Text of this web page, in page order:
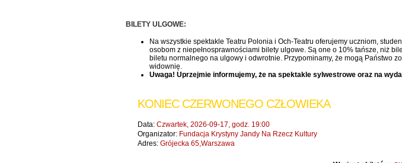
BILETY ULGOWE:
Na wszystkie spektakle Teatru Polonia i Och-Teatru oferujemy uczniom,
osobom z niepełnosprawnościami bilety ulgowe. Są one o 10% tańsze, niż
biletu normalnego na ulgowy i odwrotnie. Przypominamy, że mogą Państwo
widownię.
Uwaga! Uprzejmie informujemy, że na spektakle sylwestrowe oraz na
KONIEC CZERWONEGO CZŁOWIEKA
Data: Czwartek, 2026-09-17, godz. 19:00
Organizator: Fundacja Krystyny Jandy Na Rzecz Kultury
Adres: Grójecka 65,Warszawa